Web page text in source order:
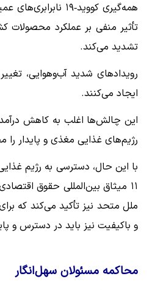
همه‌گیری
تأثیر منفی بر عملکرد محصولات
تشدید می‌کند.
رویدادهای شدید آب‌وهوایی،
ایجاد می‌کنند.
این چالش‌ها اغلب به کاهش
رژیم‌های غذایی مغذی و پایدار را
با این حال، دسترسی به رژیم
ملل متحد نیز تأکید می‌کند که
و باکیفیت نیز باید در دسترس و
محاکمه مسئولان سهل‌انگار